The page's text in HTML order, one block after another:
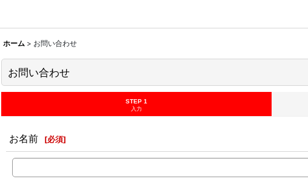
ホーム > お問い合わせ
お問い合わせ
STEP 1
入力
お名前 [必須]